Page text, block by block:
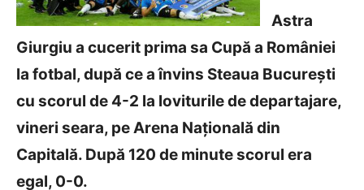
Astra
Giurgiu a cucerit prima sa Cupă a României
la fotbal, după ce a învins Steaua București
cu scorul de 4-2 la loviturile de departajare,
vineri seara, pe Arena Națională din
Capitală. După 120 de minute scorul era
egal, 0-0.